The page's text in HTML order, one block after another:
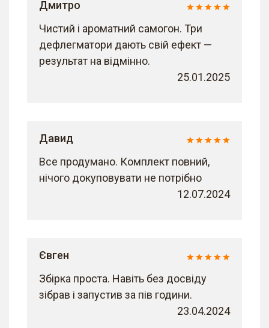
Дмитро
Чистий і ароматний самогон. Три
дефлегматори дають свій ефект —
результат на відмінно.
25.01.2025
Давид
Все продумано. Комплект повний,
нічого докуповувати не потрібно
12.07.2024
Євген
Збірка проста. Навіть без досвіду
зібрав і запустив за пів години.
23.04.2024